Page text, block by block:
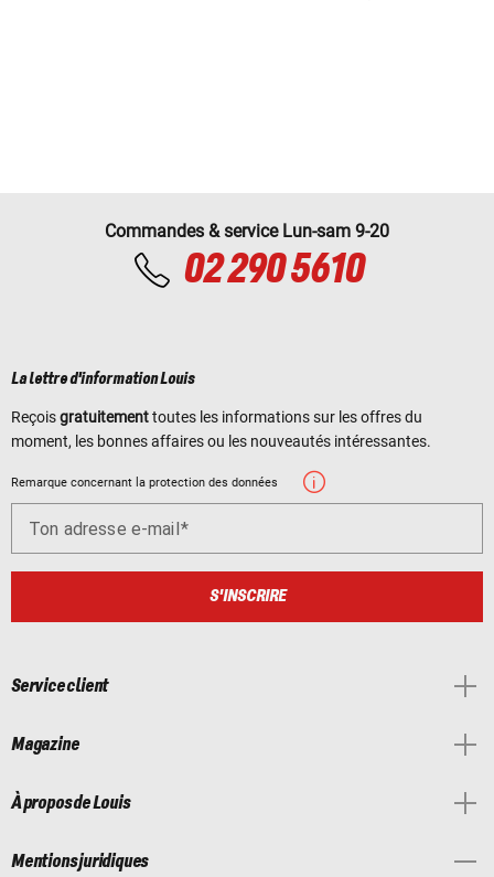
Commandes & service Lun-sam 9-20
02 290 5610
La lettre d'information Louis
Reçoisgratuitementtoutes les informations sur les offres du
moment, les bonnes affaires ou les nouveautés intéressantes.
Remarque concernant la protection des données
Ton adresse e-mail
S'INSCRIRE
Service client
Magazine
À propos de Louis
Mentions juridiques